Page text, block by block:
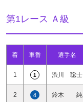
第1レース Ａ級
着 車番 選手名
1 1 渋川 聡士
2 4 鈴木 純